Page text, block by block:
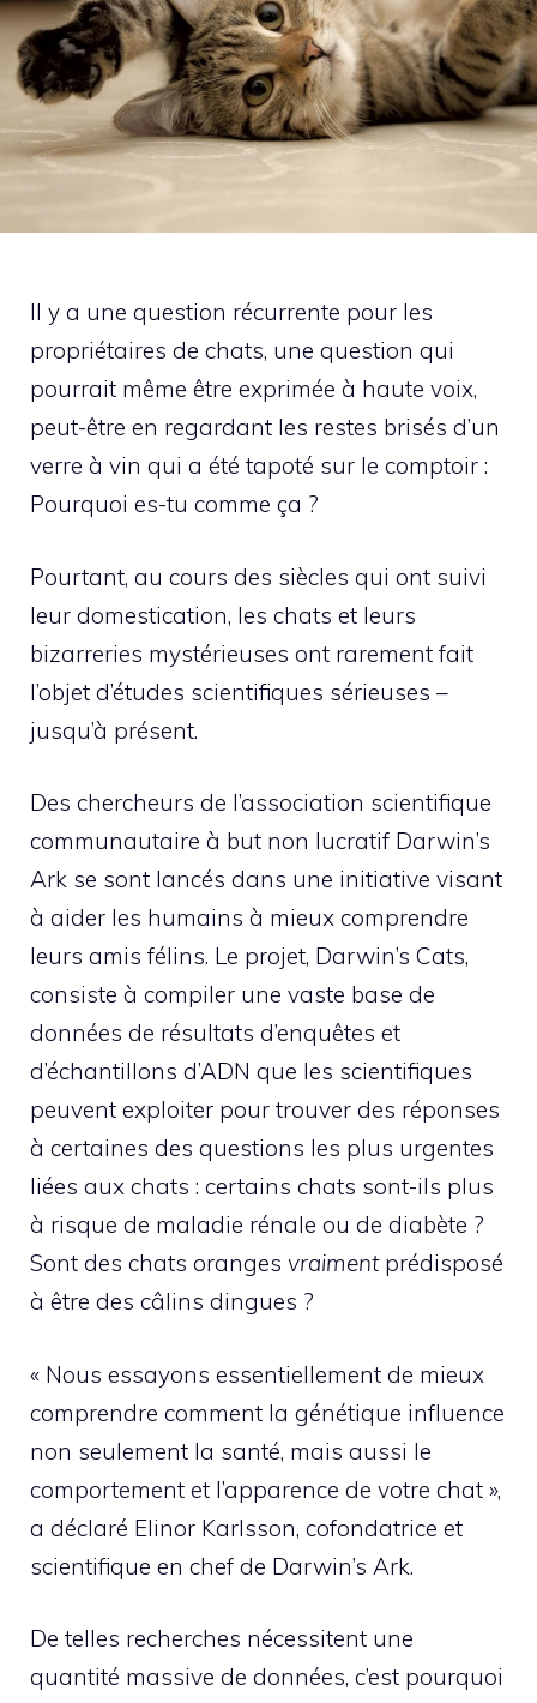
Il y a une question récurrente pour les
propriétaires de chats, une question qui
pourrait même être exprimée à haute voix,
peut-être en regardant les restes brisés d’un
verre à vin qui a été tapoté sur le comptoir :
Pourquoi es-tu comme ça ?
Pourtant, au cours des siècles qui ont suivi
leur domestication, les chats et leurs
bizarreries mystérieuses ont rarement fait
l’objet d’études scientifiques sérieuses –
jusqu’à présent.
Des chercheurs de l’association scientifique
communautaire à but non lucratif Darwin’s
Ark se sont lancés dans une initiative visant
à aider les humains à mieux comprendre
leurs amis félins. Le projet, Darwin’s Cats,
consiste à compiler une vaste base de
données de résultats d’enquêtes et
d’échantillons d’ADN que les scientifiques
peuvent exploiter pour trouver des réponses
à certaines des questions les plus urgentes
liées aux chats : certains chats sont-ils plus
à risque de maladie rénale ou de diabète ?
Sont des chats oranges vraimentprédisposé
à être des câlins dingues ?
« Nous essayons essentiellement de mieux
comprendre comment la génétique influence
non seulement la santé, mais aussi le
comportement et l’apparence de votre chat »,
a déclaré Elinor Karlsson, cofondatrice et
scientifique en chef de Darwin’s Ark.
De telles recherches nécessitent une
quantité massive de données, c’est pourquoi